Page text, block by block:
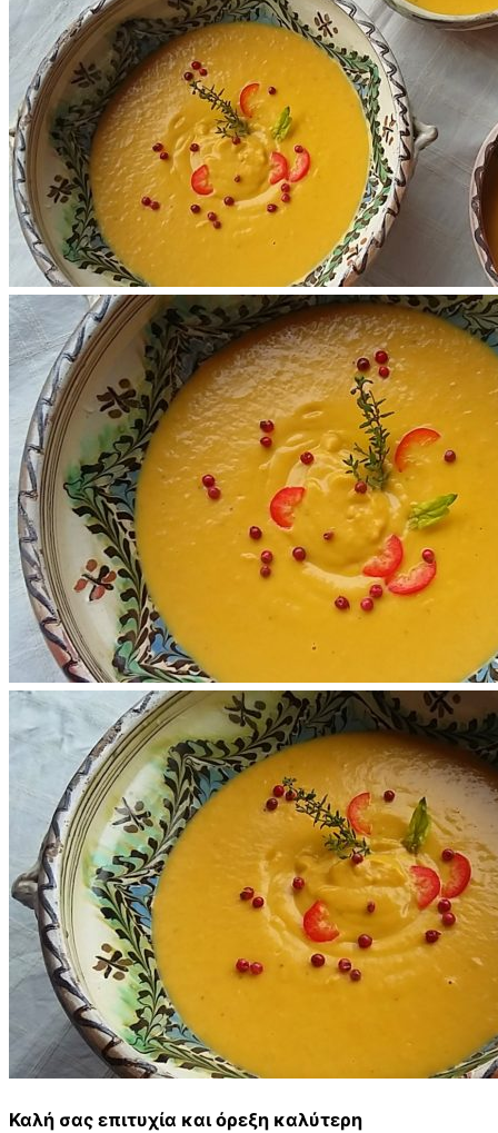
Καλή σας επιτυχία και όρεξη καλύτερη